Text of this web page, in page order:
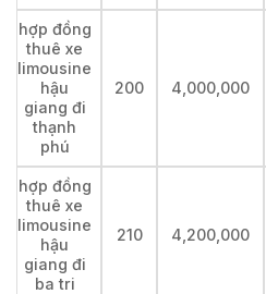
hợp đồng
thuê xe
limousine
hậu
giang đi
thạnh
phú
200 4,000,000
hợp đồng
thuê xe
limousine
hậu
giang đi
ba tri
210 4,200,000